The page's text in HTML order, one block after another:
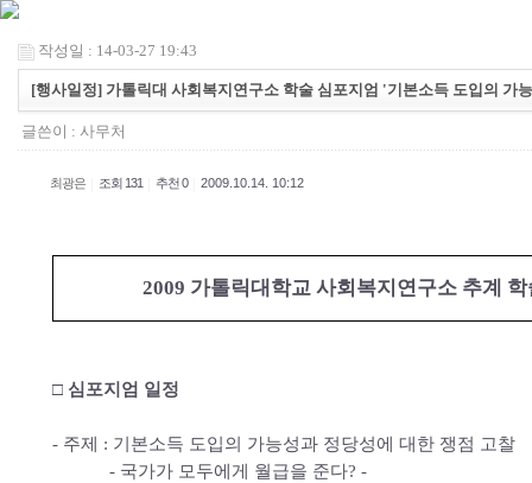
작성일 : 14-03-27 19:43
[행사일정] 가톨릭대 사회복지연구소 학술 심포지엄 '기본소득 도입의 가
글쓴이 : 사무처
최광은 조회 131 추천 0 2009.10.14. 10:12
2009 가톨릭대학교 사회복지연구소 추계
□ 심포지엄 일정
- 주제 : 기본소득 도입의 가능성과 정당성에 대한 쟁점 고찰
- 국가가 모두에게 월급을 준다? -